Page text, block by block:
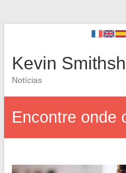
Kevin
Notícias
Encontre onde